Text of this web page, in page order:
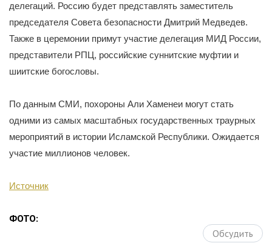
делегаций. Россию будет представлять заместитель
председателя Совета безопасности Дмитрий Медведев.
Также в церемонии примут участие делегация МИД России,
представители РПЦ, российские суннитские муфтии и
шиитские богословы.
По данным СМИ, похороны Али Хаменеи могут стать
одними из самых масштабных государственных траурных
мероприятий в истории Исламской Республики. Ожидается
участие миллионов человек.
Источник
ФОТО:
Обсудить